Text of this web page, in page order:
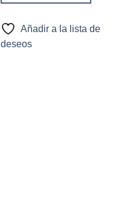
Añadir a la lista de
deseos